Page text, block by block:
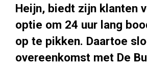
Heijn, biedt zijn klanten
optie om 24 uur lang
op te pikken. Daartoe
overeenkomst met De